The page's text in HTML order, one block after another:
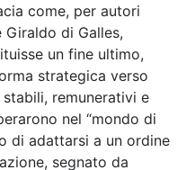
come, per autori
di Galles,
un fine ultimo,
strategica verso
remunerativi e
nel “mondo di
di adattarsi a un ordine
segnato da